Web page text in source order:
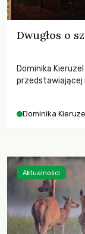
Dwugłos o
Dominika
przedstawiającej
Dominika
Aktualności